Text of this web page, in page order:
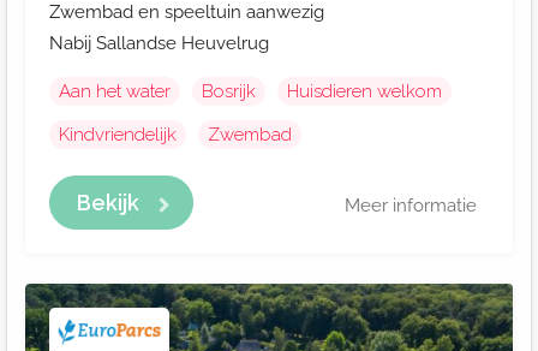
Zwembad en speeltuin aanwezig
Nabij Sallandse Heuvelrug
Aan het water Bosrijk
Huisdieren welkom
Kindvriendelijk
Zwembad
Bekijk Meer informatie